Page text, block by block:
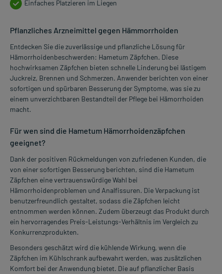
Einfaches Platzieren im Liegen
Pflanzliches Arzneimittel gegen Hämmorrhoiden
Entdecken Sie die zuverlässige und pflanzliche Lösung für
Hämorrhoidenbeschwerden: Hametum Zäpfchen. Diese
hochwirksamen Zäpfchen bieten schnelle Linderung bei lästigem
Juckreiz, Brennen und Schmerzen. Anwender berichten von einer
sofortigen und spürbaren Besserung der Symptome, was sie zu
einem unverzichtbaren Bestandteil der Pflege bei Hämorrhoiden
macht.
Für wen sind die Hametum Hämorrhoidenzäpfchen
geeignet?
Dank der positiven Rückmeldungen von zufriedenen Kunden, die
von einer sofortigen Besserung berichten, sind die Hametum
Zäpfchen eine vertrauenswürdige Wahl bei
Hämorrhoidenproblemen und Analfissuren. Die Verpackung ist
benutzerfreundlich gestaltet, sodass die Zäpfchen leicht
entnommen werden können. Zudem überzeugt das Produkt durch
ein hervorragendes Preis-Leistungs-Verhältnis im Vergleich zu
Konkurrenzprodukten.
Besonders geschätzt wird die kühlende Wirkung, wenn die
Zäpfchen im Kühlschrank aufbewahrt werden, was zusätzlichen
Komfort bei der Anwendung bietet. Die auf pflanzlicher Basis